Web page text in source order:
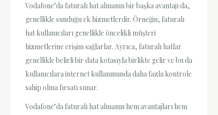
Vodafone’da faturalı hat almanın bir başka avantajı da,
genellikle sunduğu ek hizmetlerdir. Örneğin, faturalı
hat kullanıcıları genellikle öncelikli müşteri
hizmetlerine erişim sağlarlar. Ayrıca, faturalı hatlar
genellikle belirli bir data kotasıyla birlikte gelir ve bu da
kullanıcılara internet kullanımında daha fazla kontrole
sahip olma fırsatı sunar.
Vodafone’da faturalı hat almanın hem avantajları hem